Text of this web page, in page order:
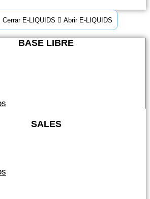
Cerrar E-LIQUIDS Abrir E-LIQUIDS
BASE LIBRE
SALES